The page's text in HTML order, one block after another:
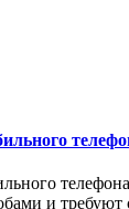
и требуют